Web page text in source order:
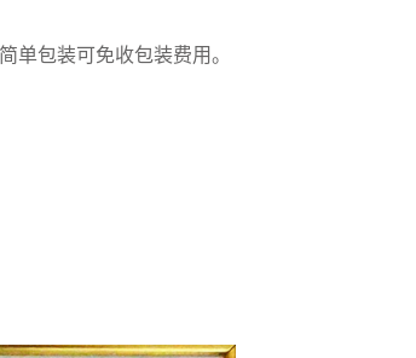
单包装可免收包装费用。